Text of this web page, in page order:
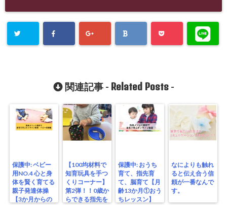
関連記事 - Related Posts-
保護中: ベビー
用NO.4 心と身
体を賢く育てる
親子発達体操
【3か月からの
【100均材料で
知育玩具を手つ
くりコーナー】
第2弾！！0歳か
らできる指先を
保護中: おうち
育て、指先育
て、脳育て【月
齢13か月①おう
ちレッスン】
なによりも触れ
ると伝え合う信
頼が一番なんで
す。